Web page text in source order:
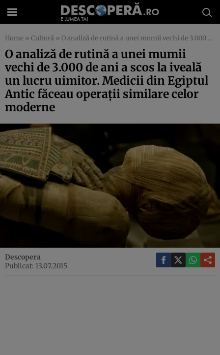
Home » Cultură » O analiză de rutină a unei mumii vechi de 3.000 de ani a scos la iveală un lucru uimitor. Medicii din Egiptul Antic făceau operaţii similare celor moderne
O analiză de rutină a unei mumii
vechi de 3.000 de ani a scos la iveală
un lucru uimitor. Medicii din Egiptul
Antic făceau operaţii similare celor
moderne
Descopera
Publicat: 13.07.2015